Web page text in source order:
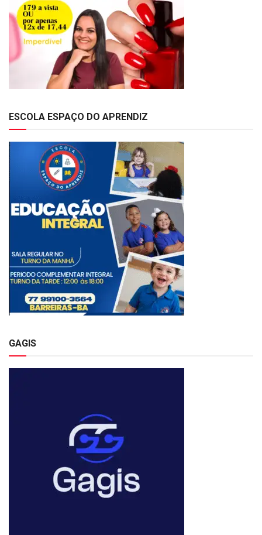
ESCOLA ESPAÇO DO APRENDIZ
GAGIS